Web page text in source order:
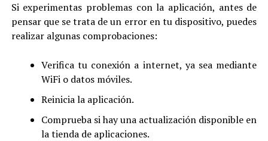
Si experimentas problemas con la aplicación, antes de
pensar que se trata de un error en tu dispositivo, puedes
realizar algunas comprobaciones:
Verifica tu conexión a internet, ya sea mediante
WiFi o datos móviles.
Reinicia la aplicación.
Comprueba si hay una actualización disponible en
la tienda de aplicaciones.